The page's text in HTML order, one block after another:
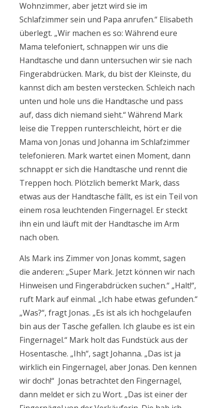
Wohnzimmer, aber jetzt wird sie im
Schlafzimmer sein und Papa anrufen.“ Elisabeth
überlegt. „Wir machen es so: Während eure
Mama telefoniert, schnappen wir uns die
Handtasche und dann untersuchen wir sie nach
Fingerabdrücken. Mark, du bist der Kleinste, du
kannst dich am besten verstecken. Schleich nach
unten und hole uns die Handtasche und pass
auf, dass dich niemand sieht.“ Während Mark
leise die Treppen runterschleicht, hört er die
Mama von Jonas und Johanna im Schlafzimmer
telefonieren. Mark wartet einen Moment, dann
schnappt er sich die Handtasche und rennt die
Treppen hoch. Plötzlich bemerkt Mark, dass
etwas aus der Handtasche fällt, es ist ein Teil von
einem rosa leuchtenden Fingernagel. Er steckt
ihn ein und läuft mit der Handtasche im Arm
nach oben.
Als Mark ins Zimmer von Jonas kommt, sagen
die anderen: „Super Mark. Jetzt können wir nach
Hinweisen und Fingerabdrücken suchen.“ „Halt!“,
ruft Mark auf einmal. „Ich habe etwas gefunden.“
„Was?“, fragt Jonas. „Es ist als ich hochgelaufen
bin aus der Tasche gefallen. Ich glaube es ist ein
Fingernagel.“ Mark holt das Fundstück aus der
Hosentasche. „Ihh“, sagt Johanna. „Das ist ja
wirklich ein Fingernagel, aber Jonas. Den kennen
wir doch!“ Jonas betrachtet den Fingernagel,
dann meldet er sich zu Wort. „Das ist einer der